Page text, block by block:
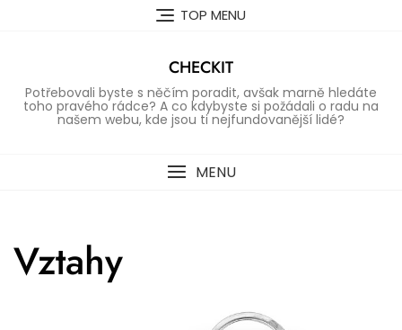
TOP MENU
CHECKIT
Potřebovali byste s něčím poradit, avšak marně hledáte
toho pravého rádce? A co kdybyste si požádali o radu na
našem webu, kde jsou ti nejfundovanější lidé?
MENU
Vztahy